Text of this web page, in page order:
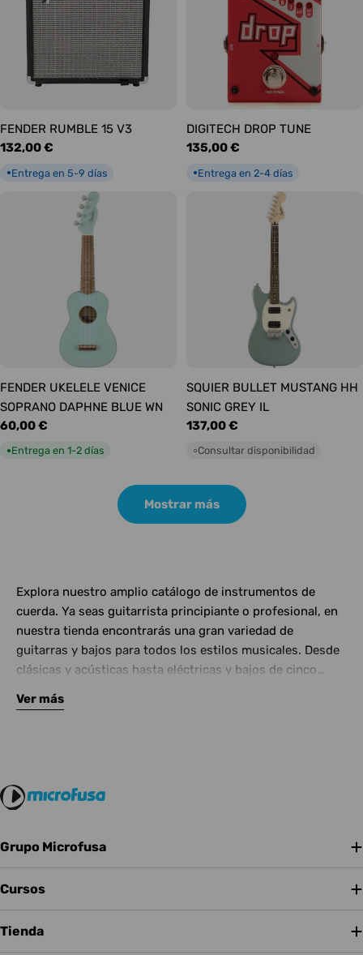
FENDER RUMBLE 15 V3
Precio
132,00 €
●Entrega en 5-9 días
DIGITECH DROP TUNE
Precio
135,00 €
●Entrega en 2-4 días
FENDER UKELELE VENICE
SOPRANO DAPHNE BLUE WN
Precio
habitual
60,00 €
●Entrega en 1-2 días
SQUIER BULLET MUSTANG HH
SONIC GREY IL
Precio
habitual
137,00 €
○Consultar disponibilidad
Mostrar más
Explora nuestro amplio catálogo de instrumentos de
cuerda. Ya seas guitarrista principiante o profesional, en
nuestra tienda encontrarás una gran variedad de
guitarras y bajos para todos los estilos musicales. Desde
clásicas y acústicas hasta eléctricas y bajos de cinco
Complementa tu instrumento con amplificadores de
Ver más
Grupo Microfusa
Cursos
Tienda